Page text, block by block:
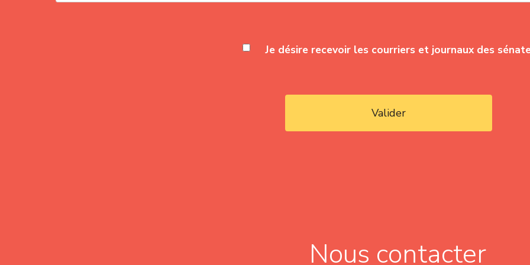
Je désire recevoir les courriers et journaux des
Valider
Nous contacter